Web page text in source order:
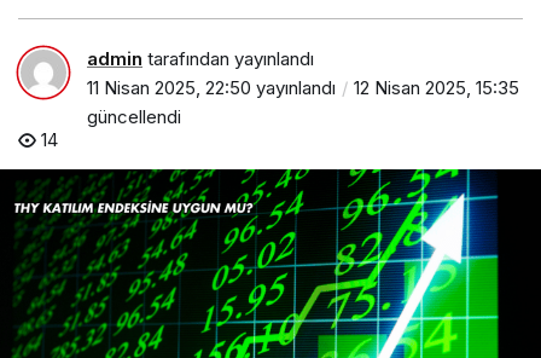
admin tarafından yayınlandı
11 Nisan 2025, 22:50 yayınlandı
12 Nisan 2025, 15:35
güncellendi
14